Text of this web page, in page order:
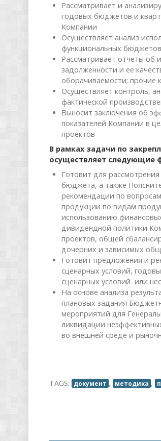
Рассматривает и
годовых бюджетов и
Компании
Осуществляет анализ
функциональных
Рассматривает отчеты об
задолженности и ее
оборачиваемости; прочие
Осуществляет контроль,
фактической
Выносит заключения об
показателей Компании в
проектов
В рамках задачи по
осуществляет следующие
Готовит для
бюджета, а также
рекомендации по
продукции по видам
использованию
дивидендной политики
проектов, общей
дочерних и зависимых
Готовит предложения и
сценарных условий,
сценарных условий или
На основе анализа
плановых задания
мероприятий для
ликвидации
во внешней среде и
TAGS: документ , методика ,